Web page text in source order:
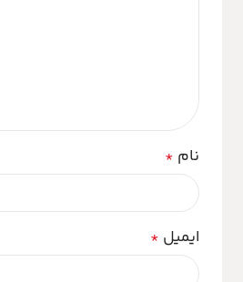
نام *
ایمیل *